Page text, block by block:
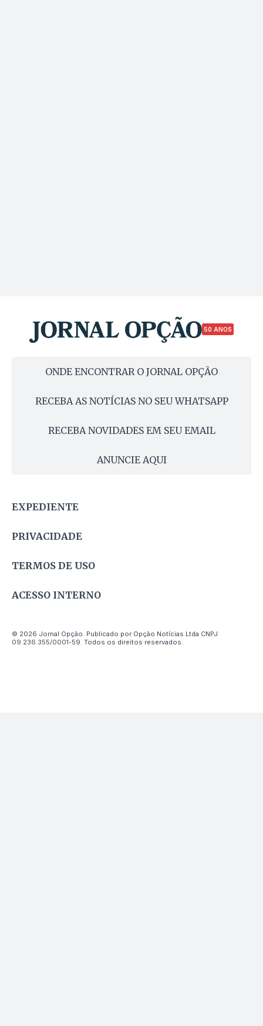
50 ANOS
ONDE ENCONTRAR O JORNAL OPÇÃO
RECEBA AS NOTÍCIAS NO SEU WHATSAPP
RECEBA NOVIDADES EM SEU EMAIL
ANUNCIE AQUI
EXPEDIENTE
PRIVACIDADE
TERMOS DE USO
ACESSO INTERNO
© 2026 Jornal Opção. Publicado por Opção Notícias Ltda CNPJ
09.236.355/0001-59. Todos os direitos reservados.